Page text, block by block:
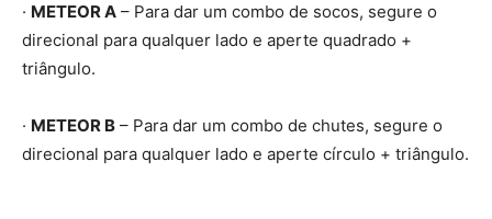
· METEOR A – Para dar um combo de socos, segure o
direcional para qualquer lado e aperte quadrado +
triângulo.
· METEOR B – Para dar um combo de chutes, segure o
direcional para qualquer lado e aperte círculo + triângulo.